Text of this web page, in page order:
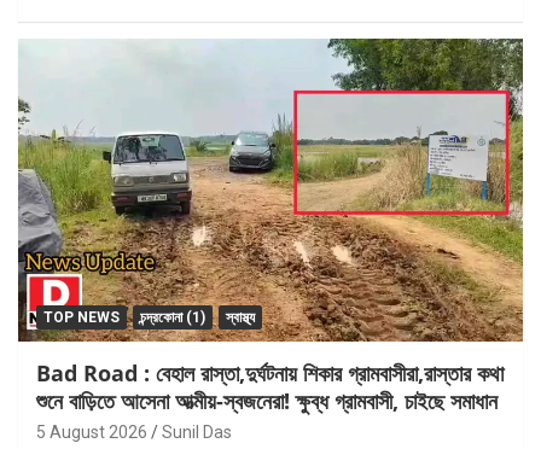
TOP NEWS চন্দ্রকোনা (1) স্বাস্থ্য
Bad Road : বেহাল রাস্তা,দুর্ঘটনায় শিকার গ্রামবাসীরা,রাস্তার কথা
শুনে বাড়িতে আসেনা আত্মীয়-স্বজনেরা! ক্ষুব্ধ গ্রামবাসী, চাইছে সমাধান
5 August 2026 Sunil Das